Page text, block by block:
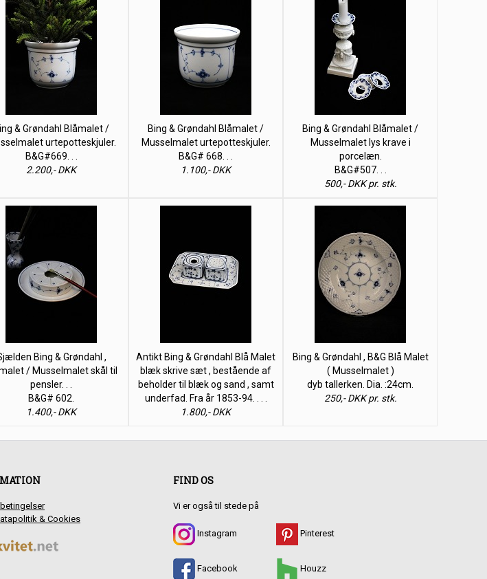
& Grøndahl Blåmalet /
urtepotteskjuler.
B&G#669. . .
2.200,- DKK
Bing & Grøndahl Blåmalet /
Musselmalet urtepotteskjuler.
B&G# 668. . .
1.100,- DKK
Bing & Grøndahl Blåmalet /
Musselmalet lys krave i
porcelæn.
B&G#507. . .
500,- DKK pr. stk.
Bing & Grøndahl ,
/ Musselmalet skål til
pensler. . .
B&G# 602.
1.400,- DKK
Antikt Bing & Grøndahl Blå Malet
blæk skrive sæt , bestående af
beholder til blæk og sand , samt
underfad. Fra år 1853-94. . . .
1.800,- DKK
Bing & Grøndahl , B&G Blå Malet
( Musselmalet )
dyb tallerken. Dia. :24cm.
250,- DKK pr. stk.
& Cookies
FIND OS
Vi er også til stede på
Instagram
Facebook
Pinterest
Houzz